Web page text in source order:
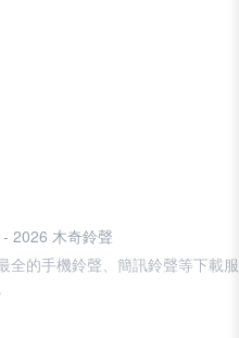
2026 木奇鈴聲
全的手機鈴聲、簡訊鈴聲等下載服